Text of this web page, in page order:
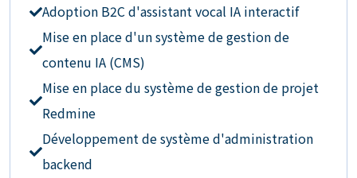
Adoption B2C d'assistant vocal IA interactif
Mise en place d'un système de gestion de
contenu IA (CMS)
Mise en place du système de gestion de projet
Redmine
Développement de système d'administration
backend